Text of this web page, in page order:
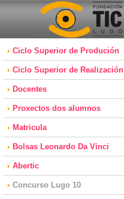
Ciclo Superior de Produción
Ciclo Superior de Realización
Docentes
Proxectos dos alumnos
Matricula
Bolsas Leonardo Da Vinci
Abertic
Concurso Lugo 10